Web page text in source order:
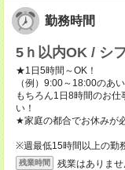
勤務時間
5ｈ以内OK / シ
★1日5時間～OK！
（例）9:00～18:00のあ
もちろん1日8時間のお
い！
★家庭の都合でお休みが
※週最低15時間以上の勤
残業時間 残業はありませ